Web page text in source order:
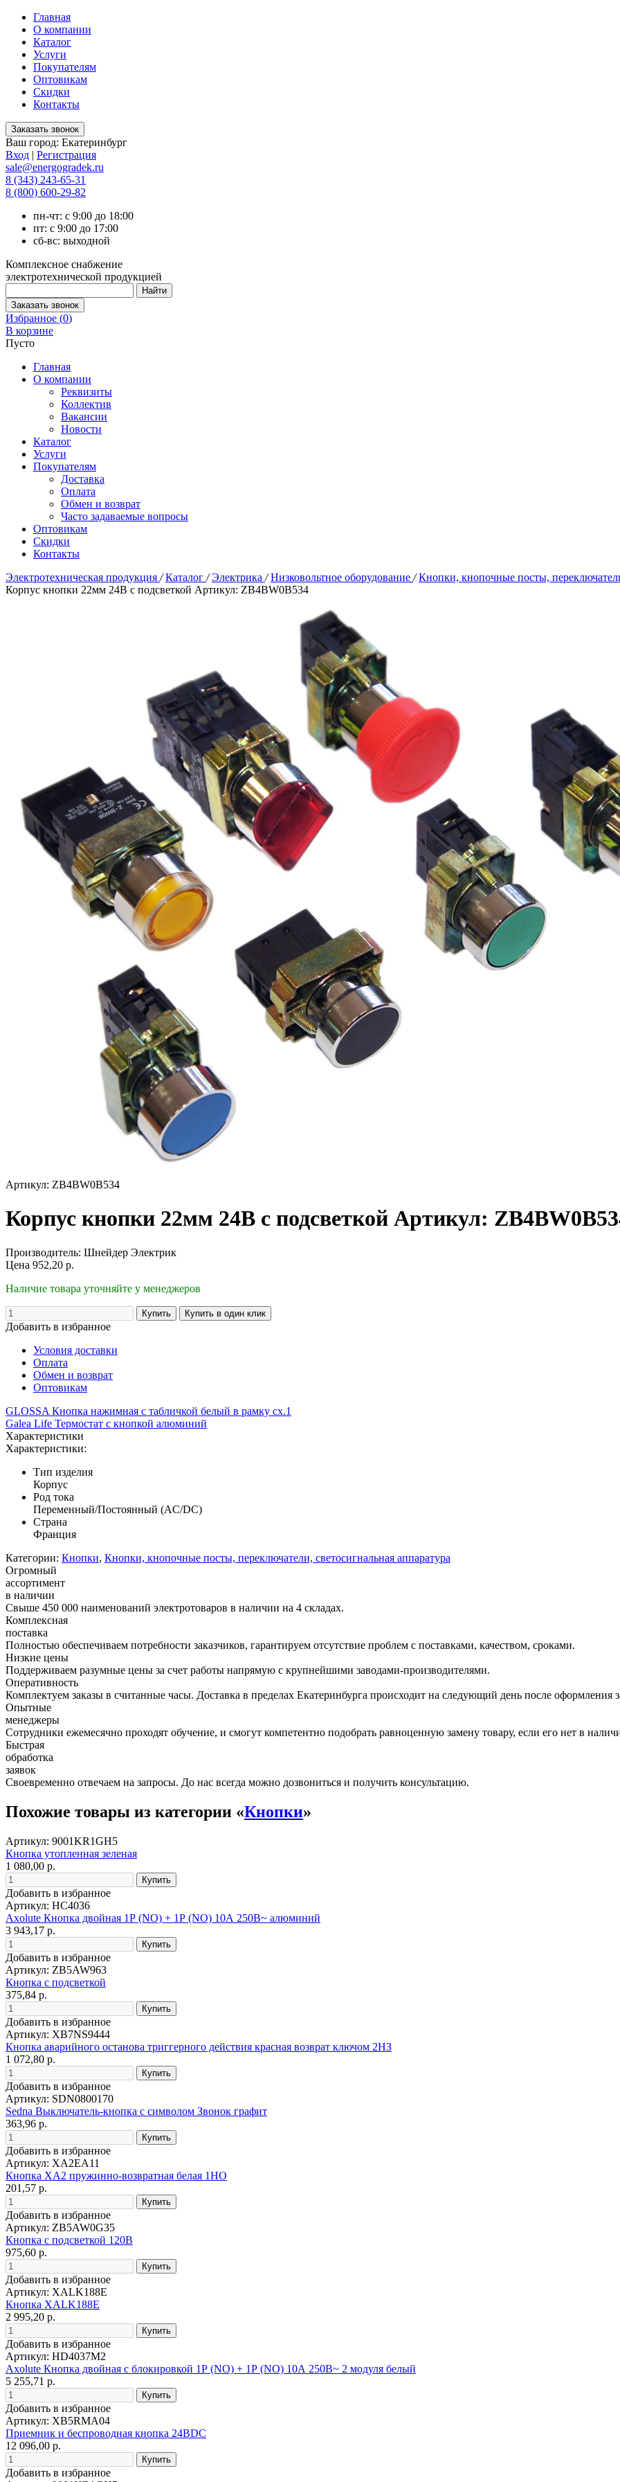
Главная
О компании
Каталог
Услуги
Покупателям
Оптовикам
Скидки
Контакты
Ваш город: Екатеринбург
Вход | Регистрация
sale@energogradek.ru
8 (343) 243-65-31
8 (800) 600-29-82
пн-чт: с 9:00 до 18:00
пт: с 9:00 до 17:00
сб-вс: выходной
Комплексное снабжение
электротехнической продукцией
Избранное (0)
В корзине
Пусто
Главная
О компании
Реквизиты
Коллектив
Вакансии
Новости
Каталог
Услуги
Покупателям
Доставка
Оплата
Обмен и возврат
Часто задаваемые вопросы
Оптовикам
Скидки
Контакты
Электротехническая продукция / Каталог / Электрика / Низковольтное оборудование / Кнопки, кнопочные посты,
Корпус кнопки 22мм 24В с подсветкой Артикул: ZB4BW0B534
Артикул: ZB4BW0B534
Корпус кнопки 22мм 24В с подсветкой Артикул:
Производитель: Шнейдер Электрик
Цена 952,20 р.
Наличие товара уточняйте у менеджеров
Добавить в избранное
Условия доставки
Оплата
Обмен и возврат
Оптовикам
GLOSSA Кнопка нажимная с табличкой белый в рамку сх.1
Galea Life Термостат с кнопкой алюминий
Характеристики
Характеристики:
Тип изделия
Корпус
Род тока
Переменный/Постоянный (AC/DC)
Страна
Франция
Категории: Кнопки, Кнопки, кнопочные посты, переключатели, светосигнальная аппаратура
Огромный
ассортимент
в наличии
Свыше 450 000 наименований электротоваров в наличии на 4 складах.
Комплексная
поставка
Полностью обеспечиваем потребности заказчиков, гарантируем отсутствие проблем с поставками, качеством, сроками.
Низкие цены
Поддерживаем разумные цены за счет работы напрямую с крупнейшими заводами-производителями.
Оперативность
Комплектуем заказы в считанные часы. Доставка в пределах Екатеринбурга происходит на следующий день после оформления
Опытные
менеджеры
Сотрудники ежемесячно проходят обучение, и смогут компетентно подобрать равноценную замену товару, если его нет в
Быстрая
обработка
заявок
Своевременно отвечаем на запросы. До нас всегда можно дозвониться и получить консультацию.
Похожие товары из категории «Кнопки»
Артикул: 9001KR1GH5
Кнопка утопленная зеленая
1 080,00 р.
Добавить в избранное
Артикул: HC4036
Axolute Кнопка двойная 1Р (NO) + 1Р (NO) 10А 250В~ алюминий
3 943,17 р.
Добавить в избранное
Артикул: ZB5AW963
Кнопка с подсветкой
375,84 р.
Добавить в избранное
Артикул: XB7NS9444
Кнопка аварийного останова триггерного действия красная возврат ключом 2НЗ
1 072,80 р.
Добавить в избранное
Артикул: SDN0800170
Sedna Выключатель-кнопка с символом Звонок графит
363,96 р.
Добавить в избранное
Артикул: XA2EA11
Кнопка ХА2 пружинно-возвратная белая 1НО
201,57 р.
Добавить в избранное
Артикул: ZB5AW0G35
Кнопка с подсветкой 120В
975,60 р.
Добавить в избранное
Артикул: XALK188E
Кнопка XALK188E
2 995,20 р.
Добавить в избранное
Артикул: HD4037M2
Axolute Кнопка двойная с блокировкой 1Р (NO) + 1Р (NO) 10А 250В~ 2 модуля белый
5 255,71 р.
Добавить в избранное
Артикул: XB5RMA04
Приемник и беспроводная кнопка 24ВDC
12 096,00 р.
Добавить в избранное